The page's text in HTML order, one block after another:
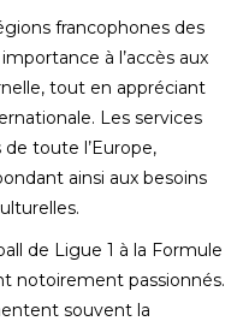
francophones des
à l’accès aux
tout en appréciant
Les services
toute l’Europe,
ainsi aux besoins
de Ligue 1 à la Formule
notoirement passionnés.
souvent la